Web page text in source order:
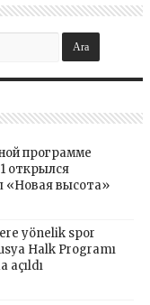
программе
открылся
«Новая высота»
yönelik spor
Halk Programı
açıldı